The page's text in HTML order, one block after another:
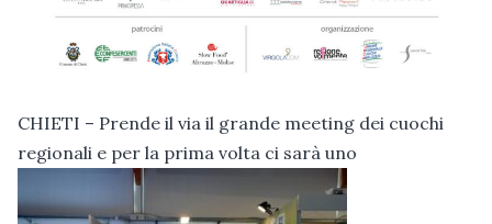
CHIETI – Prende il via il grande meeting dei cuochi
regionali e per la prima volta ci sarà uno